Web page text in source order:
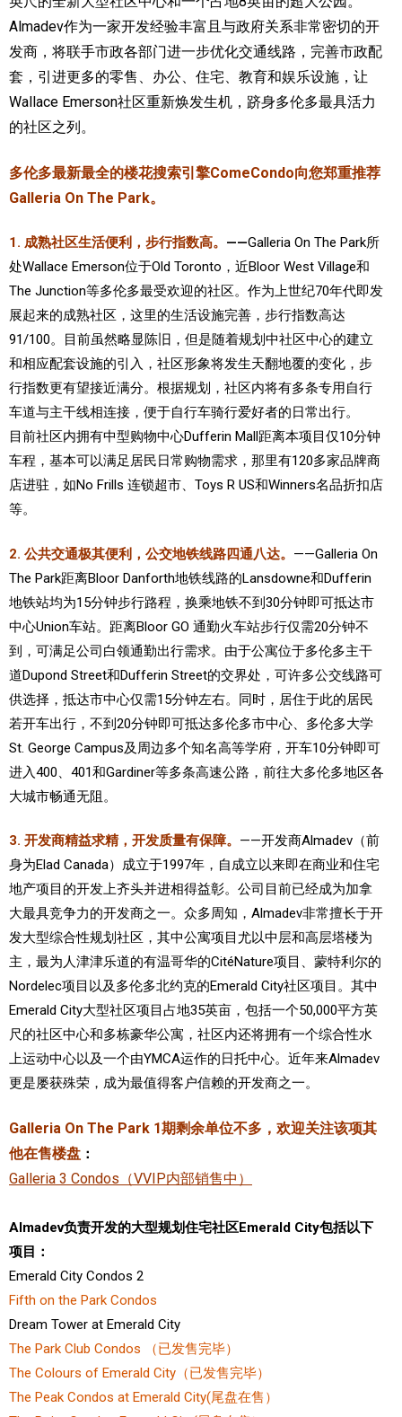
吃货眼中的加拿大地图
Almadev作为一家开发经验丰富且与政府关系非常密切的开
发商，将联手市政各部门进一步优化交通线路，完善市政配
套，引进更多的零售、办公、住宅、教育和娱乐设施，让
Wallace Emerson社区重新焕发生机，跻身多伦多最具活力
的社区之列。
多伦多最新最全的楼花搜索引擎ComeCondo向您郑重推荐
Galleria On The Park。
1. 成熟社区生活便利，步行指数高。 ——Galleria On The Park所
处Wallace Emerson位于Old Toronto，近Bloor West Village和
The Junction等多伦多最受欢迎的社区。作为上世纪70年代即发
展起来的成熟社区，这里的生活设施完善，步行指数高达
91/100。目前虽然略显陈旧，但是随着规划中社区中心的建立
和相应配套设施的引入，社区形象将发生天翻地覆的变化，步
行指数更有望接近满分。根据规划，社区内将有多条专用自行
车道与主干线相连接，便于自行车骑行爱好者的日常出行。
目前社区内拥有中型购物中心Dufferin Mall距离本项目仅10分钟
车程，基本可以满足居民日常购物需求，那里有120多家品牌商
店进驻，如No Frills 连锁超市、Toys R US和Winners名品折扣店
等。
2. 公共交通极其便利，公交地铁线路四通八达。 ——Galleria On
The Park距离Bloor Danforth地铁线路的Lansdowne和Dufferin
地铁站均为15分钟步行路程，换乘地铁不到30分钟即可抵达市
中心Union车站。距离Bloor GO 通勤火车站步行仅需20分钟不
到，可满足公司白领通勤出行需求。由于公寓位于多伦多主干
道Dupond Street和Dufferin Street的交界处，可许多公交线路可
供选择，抵达市中心仅需15分钟左右。同时，居住于此的居民
若开车出行，不到20分钟即可抵达多伦多市中心、多伦多大学
St. George Campus及周边多个知名高等学府，开车10分钟即可
进入400、401和Gardiner等多条高速公路，前往大多伦多地区各
大城市畅通无阻。
3. 开发商精益求精，开发质量有保障。 ——开发商Almadev（前
身为Elad Canada）成立于1997年，自成立以来即在商业和住宅
地产项目的开发上齐头并进相得益彰。公司目前已经成为加拿
大最具竞争力的开发商之一。众多周知，Almadev非常擅长于开
发大型综合性规划社区，其中公寓项目尤以中层和高层塔楼为
主，最为人津津乐道的有温哥华的CitéNature项目、蒙特利尔的
Nordelec项目以及多伦多北约克的Emerald City社区项目。其中
Emerald City大型社区项目占地35英亩，包括一个50,000平方英
尺的社区中心和多栋豪华公寓，社区内还将拥有一个综合性水
上运动中心以及一个由YMCA运作的日托中心。近年来Almadev
更是屡获殊荣，成为最值得客户信赖的开发商之一。
Galleria On The Park 1期剩余单位不多，欢迎关注该项其
他在售楼盘 ：
Galleria 3 Condos（VVIP内部销售中）
Almadev负责开发的大型规划住宅社区Emerald City包括以下
项目：
Emerald City Condos 2
Fifth on the Park Condos
Dream Tower at Emerald City
The Park Club Condos （已发售完毕）
The Colours of Emerald City（已发售完毕）
The Peak Condos at Emerald City(尾盘在售）